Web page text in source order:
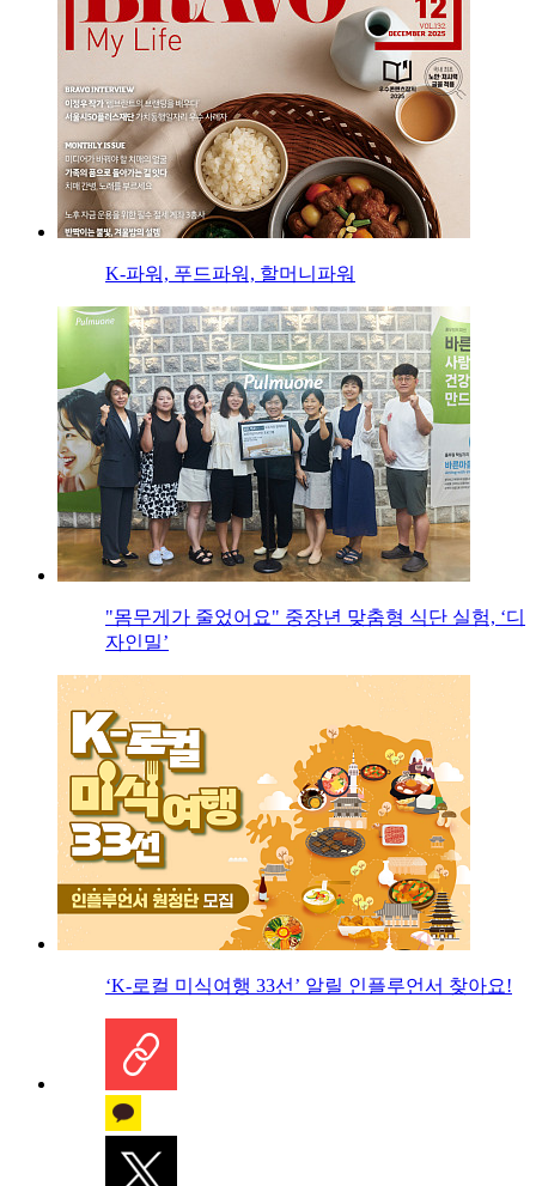
K-파워, 푸드파워, 할머니파워
"몸무게가 줄었어요" 중장년 맞춤형 식단 실험, ‘디
자인밀’
‘K-로컬 미식여행 33선’ 알릴 인플루언서 찾아요!